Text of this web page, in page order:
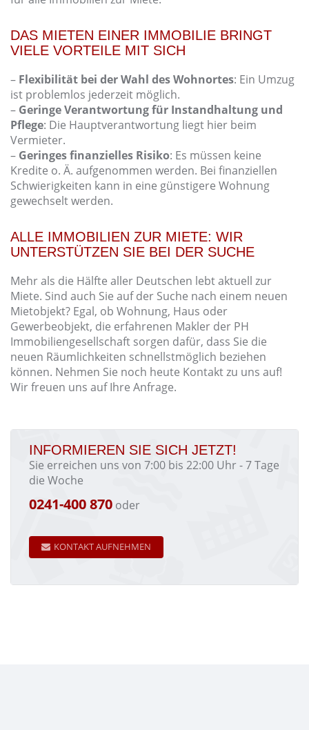
DAS MIETEN EINER IMMOBILIE BRINGT
VIELE VORTEILE MIT SICH
– Flexibilität bei der Wahl des Wohnortes: Ein Umzug
ist problemlos jederzeit möglich.
– Geringe Verantwortung für Instandhaltung und
Pflege: Die Hauptverantwortung liegt hier beim
Vermieter.
– Geringes finanzielles Risiko: Es müssen keine
Kredite o. Ä. aufgenommen werden. Bei finanziellen
Schwierigkeiten kann in eine günstigere Wohnung
gewechselt werden.
ALLE IMMOBILIEN ZUR MIETE: WIR
UNTERSTÜTZEN SIE BEI DER SUCHE
Mehr als die Hälfte aller Deutschen lebt aktuell zur
Miete. Sind auch Sie auf der Suche nach einem neuen
Mietobjekt? Egal, ob Wohnung, Haus oder
Gewerbeobjekt, die erfahrenen Makler der PH
Immobiliengesellschaft sorgen dafür, dass Sie die
neuen Räumlichkeiten schnellstmöglich beziehen
können. Nehmen Sie noch heute Kontakt zu uns auf!
Wir freuen uns auf Ihre Anfrage.
INFORMIEREN SIE SICH JETZT!
Sie erreichen uns von 7:00 bis 22:00 Uhr - 7 Tage
die Woche
0241-400 870 oder
KONTAKT AUFNEHMEN